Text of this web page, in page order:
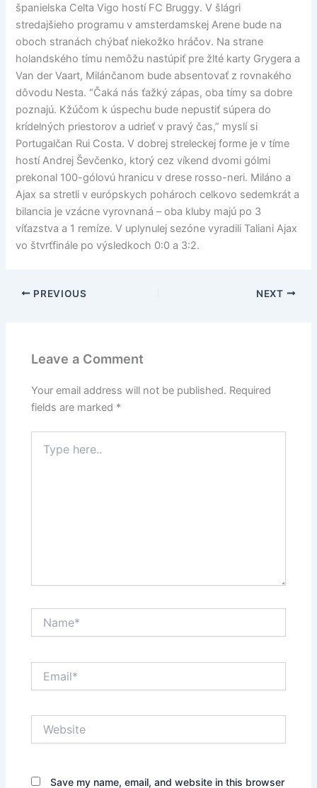
španielska Celta Vigo hostí FC Bruggy. V šlágri
stredajšieho programu v amsterdamskej Arene bude na
oboch stranách chýbať niekožko hráčov. Na strane
holandského tímu nemôžu nastúpiť pre žlté karty Grygera a
Van der Vaart, Milánčanom bude absentovať z rovnakého
dôvodu Nesta. “Čaká nás ťažký zápas, oba tímy sa dobre
poznajú. Kžúčom k úspechu bude nepustiť súpera do
krídelných priestorov a udrieť v pravý čas,” myslí si
Portugalčan Rui Costa. V dobrej streleckej forme je v tíme
hostí Andrej Ševčenko, ktorý cez víkend dvomi gólmi
prekonal 100-gólovú hranicu v drese rosso-neri. Miláno a
Ajax sa stretli v európskych pohároch celkovo sedemkrát a
bilancia je vzácne vyrovnaná – oba kluby majú po 3
víťazstva a 1 remíze. V uplynulej sezóne vyradili Taliani Ajax
vo štvrťfinále po výsledkoch 0:0 a 3:2.
PREVIOUS NEXT
Leave a Comment
Your email address will not be published. Required
fields are marked *
here..
Save my name, email, and website in this browser